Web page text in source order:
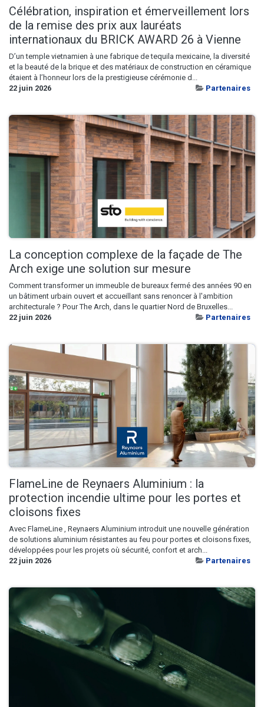
Célébration, inspiration et émerveillement lors
de la remise des prix aux lauréats
internationaux du BRICK AWARD 26 à Vienne
D’un temple vietnamien à une fabrique de tequila mexicaine, la diversité
et la beauté de la brique et des matériaux de construction en céramique
étaient à l’honneur lors de la prestigieuse cérémonie d...
22 juin 2026
Partenaires
La conception complexe de la façade de The
Arch exige une solution sur mesure
Comment transformer un immeuble de bureaux fermé des années 90 en
un bâtiment urbain ouvert et accueillant sans renoncer à l'ambition
architecturale ? Pour The Arch, dans le quartier Nord de Bruxelles...
22 juin 2026
Partenaires
FlameLine de Reynaers Aluminium : la
protection incendie ultime pour les portes et
cloisons fixes
Avec FlameLine , Reynaers Aluminium introduit une nouvelle génération
de solutions aluminium résistantes au feu pour portes et cloisons fixes,
développées pour les projets où sécurité, confort et arch...
22 juin 2026
Partenaires